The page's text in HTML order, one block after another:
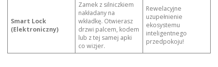
Smart Lock
(Elektroniczny)
Zamek z silniczkiem
nakładany na
wkładkę. Otwierasz
drzwi palcem, kodem
lub z tej samej apki
co wizjer.
Rewelacyjne
uzupełnienie
ekosystemu
inteligentnego
przedpokoju!